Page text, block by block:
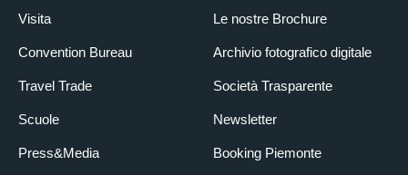
Visita
Convention Bureau
Travel Trade
Scuole
Press&Media
Le nostre Brochure
Archivio fotografico digitale
Società Trasparente
Newsletter
Booking Piemonte